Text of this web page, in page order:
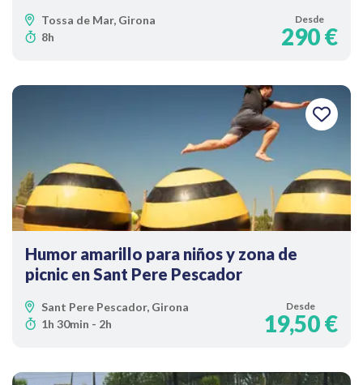
Tossa de Mar, Girona
8h
Desde
290 €
Humor amarillo para niños y zona de
picnic en Sant Pere Pescador
Sant Pere Pescador, Girona
1h 30min - 2h
Desde
19,50 €